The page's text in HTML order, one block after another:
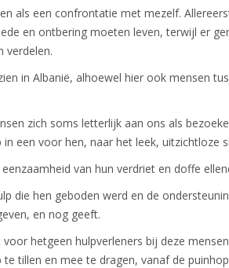
als een confrontatie met mezelf.
en ontbering moeten leven, terwijl er
verdelen.
in Albanië, alhoewel hier ook mensen
zich soms letterlijk aan ons als
een voor hen, naar het leek, uitzichtloze
van hun verdriet en doffe
die hen geboden werd en de
en nog geeft.
hetgeen hulpverleners bij deze
tillen en mee te dragen, vanaf de